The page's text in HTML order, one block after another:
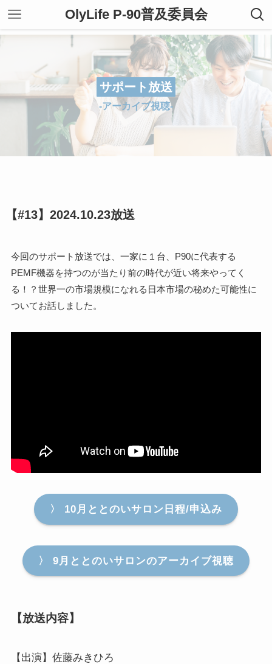
OlyLife P-90普及委員会
サポート放送
-アーカイブ視聴-
【#13】2024.10.23放送
今回のサポート放送では、一家に１台、P90に代表する
PEMF機器を持つのが当たり前の時代が近い将来やってく
る！？世界一の市場規模になれる日本市場の秘めた可能性に
ついてお話しました。
〉 10月ととのいサロン日程/申込み
〉 9月ととのいサロンのアーカイブ視聴
【放送内容】
【出演】佐藤みきひろ